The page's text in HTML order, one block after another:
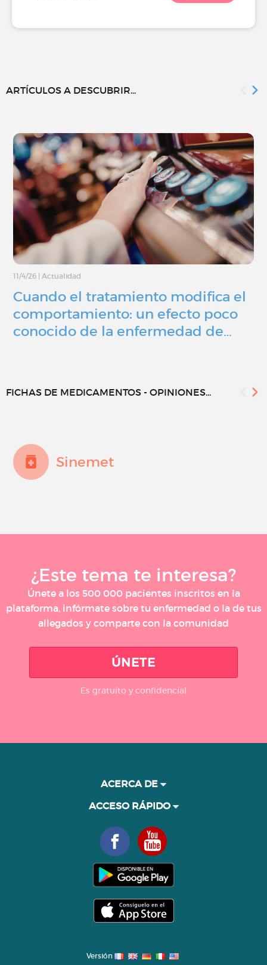
ARTÍCULOS A DESCUBRIR...
11/4/26 Actualidad
Cuando el tratamiento modifica el
comportamiento: un efecto poco
conocido de la enfermedad de…
FICHAS DE MEDICAMENTOS - OPINIONES...
Sinemet
¿Este tema te interesa?
Únete a los 500 000 pacientes inscritos en la
plataforma, infórmate sobre tu enfermedad o la de tus
allegados y comparte con la comunidad
ÚNETE
Es gratuito y confidencial
ACERCA DE
ACCESO RÁPIDO
Versión